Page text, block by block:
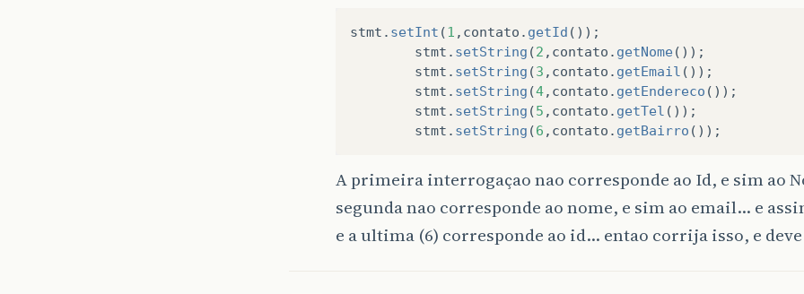
stmt . setInt (1 , contato . getId ());
stmt . setString (2 , contato . getNome());
stmt . setString (3 , contato . getEmail ());
stmt . setString (4, contato . getEndereco ());
stmt . setString (5 , contato . getTel ());
stmt . setString (6 , contato . getBairro ());
A primeira interrogaçao nao corresponde ao Id, e sim ao
segunda nao corresponde ao nome, e sim ao email… e
e a ultima (6) corresponde ao id… entao corrija isso, e